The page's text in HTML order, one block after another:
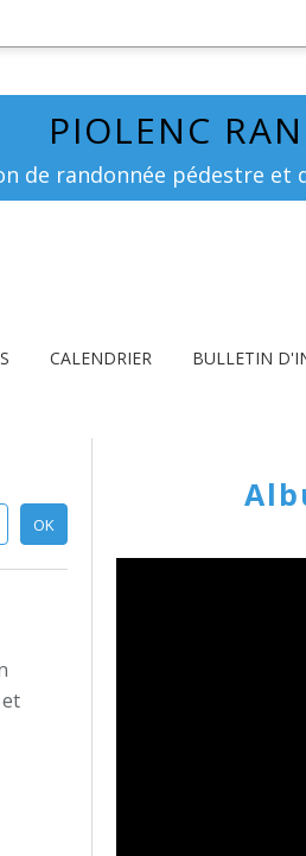
PIOLENC
de randonnée pédestre et
CALENDRIER BULLETIN